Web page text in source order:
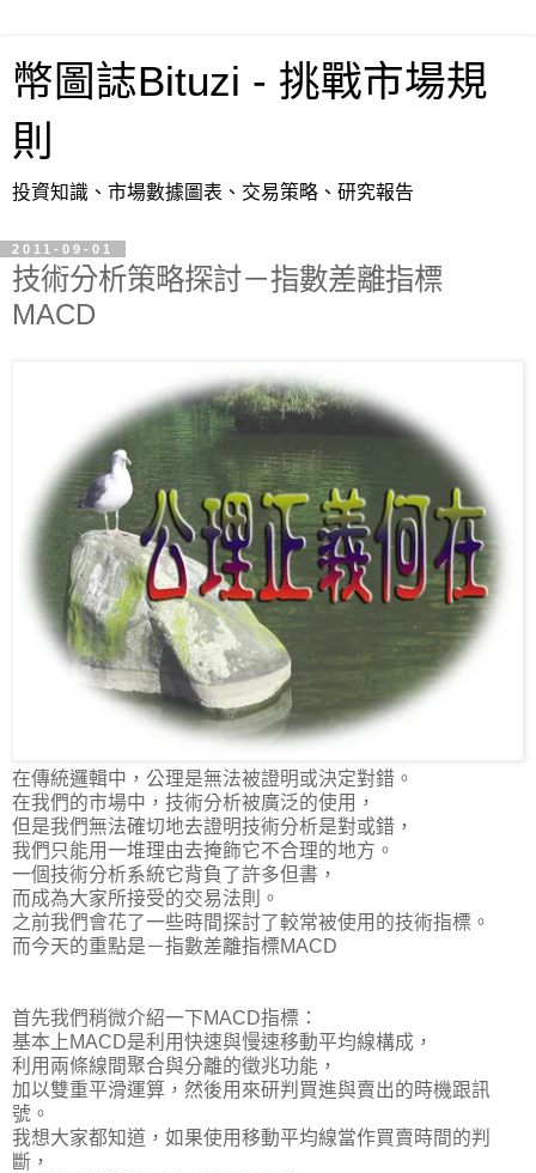
幣圖誌Bituzi - 挑戰市場規
則
投資知識、市場數據圖表、交易策略、研究報告
2011-09-01
技術分析策略探討－指數差離指標
MACD
在傳統邏輯中，公理是無法被證明或決定對錯。
在我們的市場中，技術分析被廣泛的使用，
但是我們無法確切地去證明技術分析是對或錯，
我們只能用一堆理由去掩飾它不合理的地方。
一個技術分析系統它背負了許多但書，
而成為大家所接受的交易法則。
之前我們會花了一些時間探討了較常被使用的技術指標。
而今天的重點是－指數差離指標MACD
首先我們稍微介紹一下MACD指標：
基本上MACD是利用快速與慢速移動平均線構成，
利用兩條線間聚合與分離的徵兆功能，
加以雙重平滑運算，然後用來研判買進與賣出的時機跟訊
號。
我想大家都知道，如果使用移動平均線當作買賣時間的判
斷，